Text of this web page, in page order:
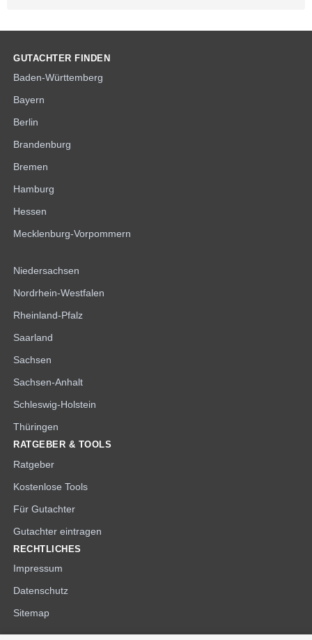
GUTACHTER FINDEN
Baden-Württemberg
Bayern
Berlin
Brandenburg
Bremen
Hamburg
Hessen
Mecklenburg-Vorpommern
Niedersachsen
Nordrhein-Westfalen
Rheinland-Pfalz
Saarland
Sachsen
Sachsen-Anhalt
Schleswig-Holstein
Thüringen
RATGEBER & TOOLS
Ratgeber
Kostenlose Tools
Für Gutachter
Gutachter eintragen
RECHTLICHES
Impressum
Datenschutz
Sitemap